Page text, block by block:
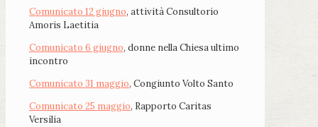
Comunicato 12 giugno, attività Consultorio
Amoris Laetitia
Comunicato 6 giugno, donne nella Chiesa ultimo
incontro
Comunicato 31 maggio, Congiunto Volto Santo
Comunicato 25 maggio, Rapporto Caritas
Versilia